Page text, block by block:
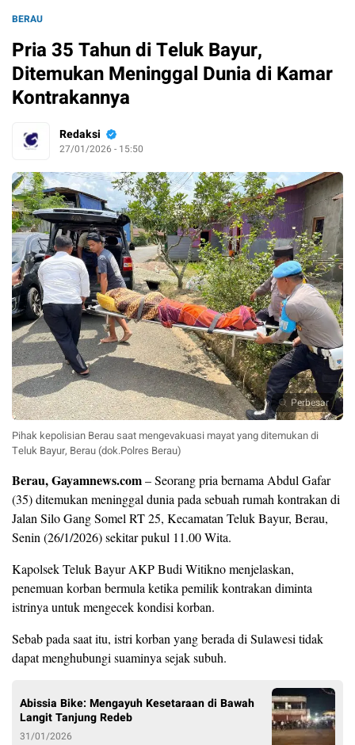
BERAU
Pria 35 Tahun di Teluk Bayur,
Ditemukan Meninggal Dunia di Kamar
Kontrakannya
Redaksi
27/01/2026 - 15:50
Perbesar
Pihak kepolisian Berau saat mengevakuasi mayat yang ditemukan di
Teluk Bayur, Berau (dok.Polres Berau)
Berau, Gayamnews.com– Seorang pria bernama Abdul Gafar
(35) ditemukan meninggal dunia pada sebuah rumah kontrakan di
Jalan Silo Gang Somel RT 25, Kecamatan Teluk Bayur, Berau,
Senin (26/1/2026) sekitar pukul 11.00 Wita.
Kapolsek Teluk Bayur AKP Budi Witikno menjelaskan,
penemuan korban bermula ketika pemilik kontrakan diminta
istrinya untuk mengecek kondisi korban.
Sebab pada saat itu, istri korban yang berada di Sulawesi tidak
dapat menghubungi suaminya sejak subuh.
Abissia Bike: Mengayuh Kesetaraan di Bawah
Langit Tanjung Redeb
31/01/2026